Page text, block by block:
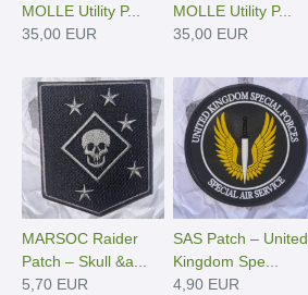
MOLLE Utility P...
35,00 EUR
MOLLE Utility P...
35,00 EUR
MARSOC Raider
Patch – Skull &a...
5,70 EUR
SAS Patch – United
Kingdom Spe...
4,90 EUR